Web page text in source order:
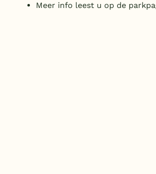
Meer info leest u op de